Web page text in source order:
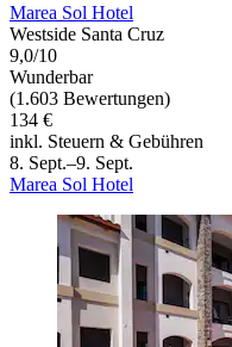
Marea Sol Hotel
Westside Santa Cruz
9,0/10
Wunderbar
(1.603 Bewertungen)
134 €
inkl. Steuern & Gebühren
8. Sept.–9. Sept.
Marea Sol Hotel